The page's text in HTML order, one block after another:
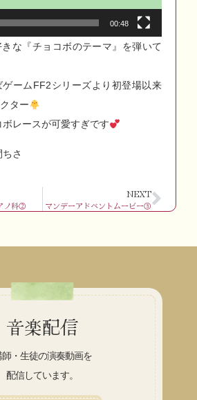
00:48
な『チョコボのテーマ』を弾いて
ームFF2シリーズより初登場以来
ター
ボレースが可愛すぎです
さ
ノ科②
NEXT
マンデーアドベントムービー③
音楽配信
師・生徒の演奏動画を
配信しています。